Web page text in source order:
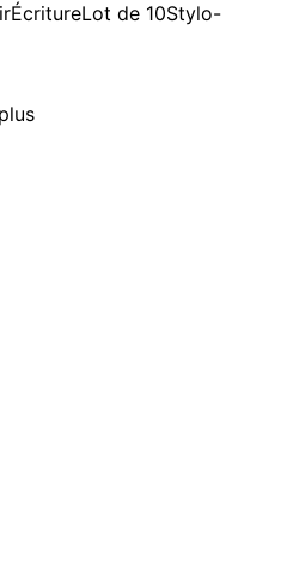
ÉcritureLot de 10Stylo-